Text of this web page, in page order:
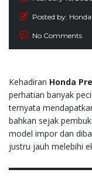
Posted by:
No Comments
Kehadiran Honda
perhatian banyak
ternyata
bahkan sejak
model impor dan
justru jauh melebihi